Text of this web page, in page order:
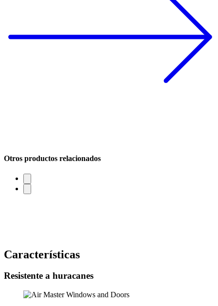
Otros productos relacionados
Características
Resistente a huracanes